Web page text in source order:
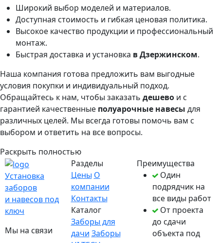
Широкий выбор моделей и материалов.
Доступная стоимость и гибкая ценовая политика.
Высокое качество продукции и профессиональный
монтаж.
Быстрая доставка и установка в Дзержинском.
Наша компания готова предложить вам выгодные
условия покупки и индивидуальный подход.
Обращайтесь к нам, чтобы заказать дешево и с
гарантией качественные полуарочные навесы для
различных целей. Мы всегда готовы помочь вам с
выбором и ответить на все вопросы.
Раскрыть полностью
Установка
заборов
и навесов под
ключ
Мы на связи
Разделы
Цены О
компании
Контакты
Каталог
Заборы для
дачи Заборы
Преимущества
Один
подрядчик на
все виды работ
От проекта
до сдачи
объекта под